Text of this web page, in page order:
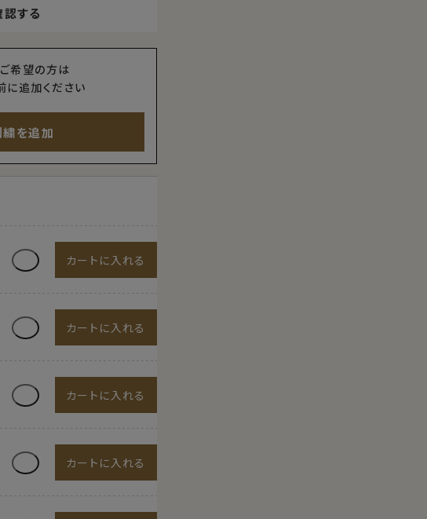
する
希望の方は
に追加ください
を追加
カートに入れる
カートに入れる
カートに入れる
カートに入れる